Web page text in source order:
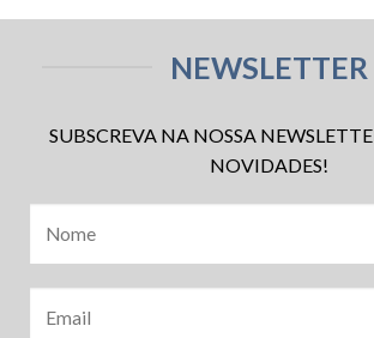
NEWSLETTER
SUBSCREVA NA NOSSA
NOVIDADES!